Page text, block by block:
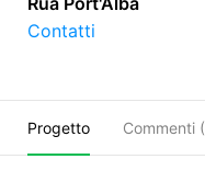
Contatti
Progetto Commenti (